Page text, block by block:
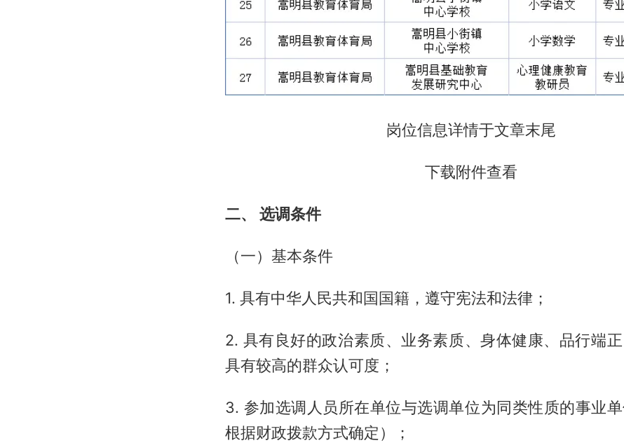
岗位信息详情于文章末尾
下载附件查看
二、 选调条件
（一）基本条件
1. 具有中华人民共和国国籍，遵守宪法和法律；
2. 具有良好的政治素质、业务素质、身体健康、品行端正
具有较高的群众认可度；
3. 参加选调人员所在单位与选调单位为同类性质的事业
根据财政拨款方式确定）；